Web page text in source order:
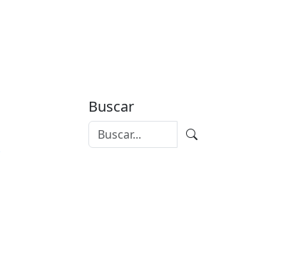
Buscar